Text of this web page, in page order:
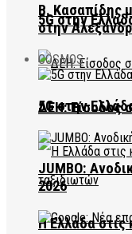
5G στην
ΔΕΗ: Είσοδος
Η Ελλάδα στις
Β. Κασαπίδης
στην
COSMOS
5G στην
JUMBO:
2026